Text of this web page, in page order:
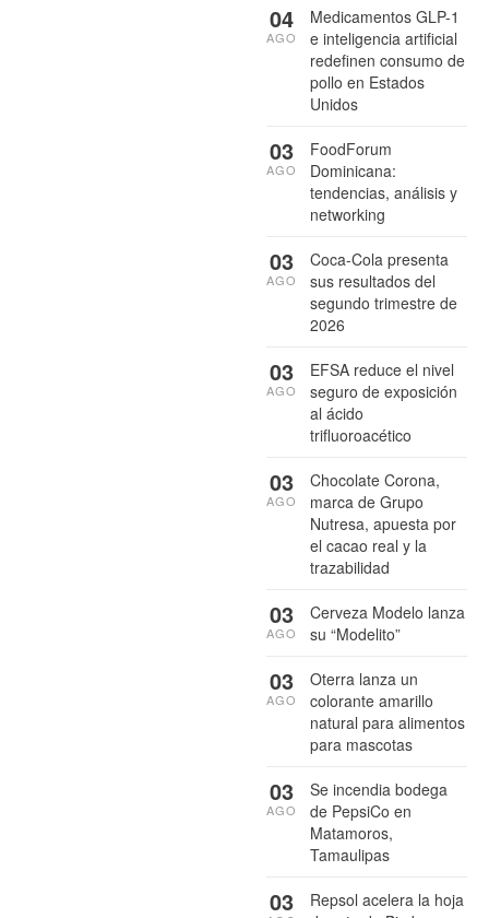
Medicamentos GLP-1
e inteligencia artificial
redefinen consumo de
pollo en Estados
Unidos
04
AGO
FoodForum
Dominicana:
tendencias, análisis y
networking
03
AGO
Coca-Cola presenta
sus resultados del
segundo trimestre de
2026
03
AGO
EFSA reduce el nivel
seguro de exposición
al ácido
trifluoroacético
03
AGO
Chocolate Corona,
marca de Grupo
Nutresa, apuesta por
el cacao real y la
trazabilidad
03
AGO
Cerveza Modelo lanza
su “Modelito”
03
AGO
Oterra lanza un
colorante amarillo
natural para alimentos
para mascotas
03
AGO
Se incendia bodega
de PepsiCo en
Matamoros,
Tamaulipas
03
AGO
Repsol acelera la hoja
03